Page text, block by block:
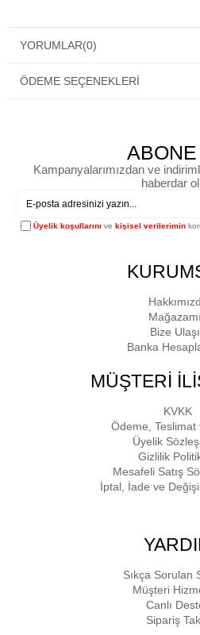
YORUMLAR(0)
ÖDEME SEÇENEKLERI
ABONE
Kampanyalarımızdan ve
haberdar
Üyelik koşullarını vekişisel verilerimin
Bize
Banka
MÜŞTERİ
KVKK
Ödeme, Teslimat
Üyelik
Gizlilik
Mesafeli Satış
İptal, İade ve
Sıkça Sorulan
Müşteri
Canlı
Sipariş